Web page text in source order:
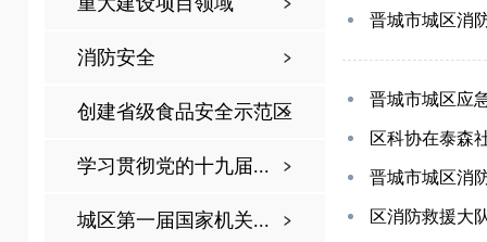
消防安全
创建省级食品安全示范区
学习贯彻党的十九届...
城区第一届国家机关...
晋城市城区消
晋城市城区应
区科协在泰森
晋城市城区消
区消防救援大